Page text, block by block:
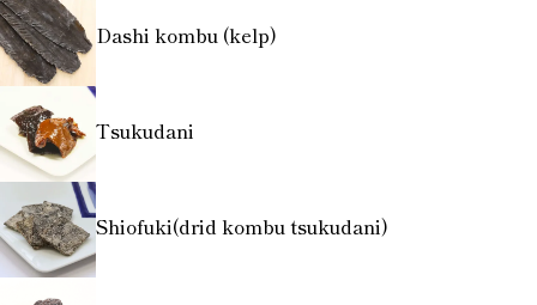
Dashi kombu (kelp)
Tsukudani
Shiofuki(drid kombu tsukudani)